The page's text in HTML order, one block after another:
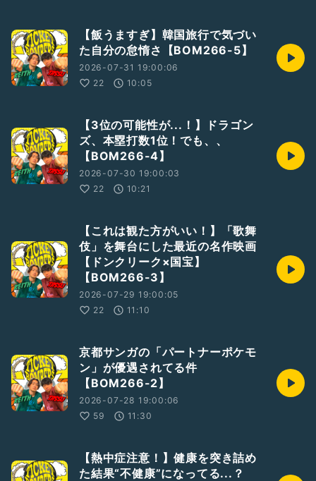
【飯うますぎ】韓国旅行で気づい
た自分の怠惰さ【BOM266-5】
2026-07-31 19:00:06
22
10:05
【3位の可能性が...！】ドラゴン
ズ、本塁打数1位！でも、、
【BOM266-4】
2026-07-30 19:00:03
22
10:21
【これは観た方がいい！】「歌舞
伎」を舞台にした最近の名作映画
【ドンクリーク×国宝】
【BOM266-3】
2026-07-29 19:00:05
22
11:10
京都サンガの「パートナーポケモ
ン」が優遇されてる件
【BOM266-2】
2026-07-28 19:00:06
59
11:30
【熱中症注意！】健康を突き詰め
た結果“不健康”になってる...？